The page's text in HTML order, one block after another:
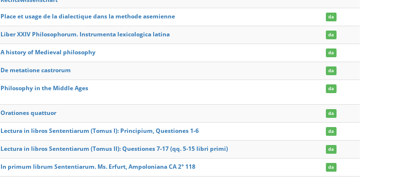
Place et usage de la dialectique dans la methode asemienne da
Liber XXIV Philosophorum. Instrumenta lexicologica latina da
A history of Medieval philosophy da
De metatione castrorum da
Philosophy in the Middle Ages da
Orationes quattuor da
Lectura in libros Sententiarum (Tomus I): Principium, Questiones 1-6 da
Lectura in libros Sententiarum (Tomus II): Questiones 7-17 (qq. 5-15 libri primi) da
In primum librum Sententiarum. Ms. Erfurt, Ampoloniana CA 2° 118 da